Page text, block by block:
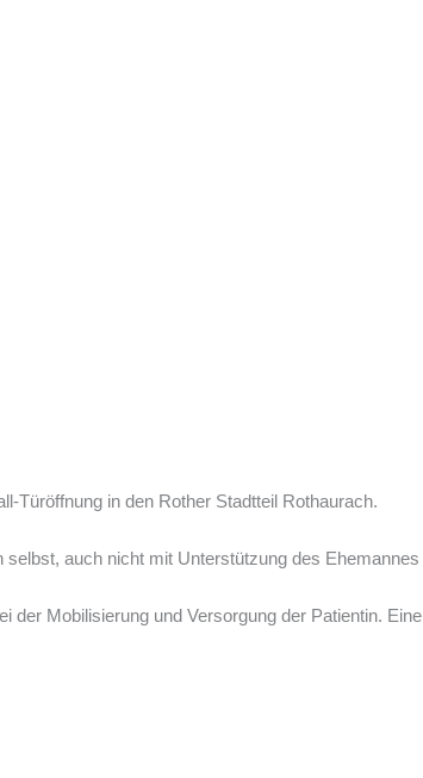
Türöffnung in den Rother Stadtteil Rothaurach.
auch nicht mit Unterstützung des
Mobilisierung und Versorgung der Patientin.